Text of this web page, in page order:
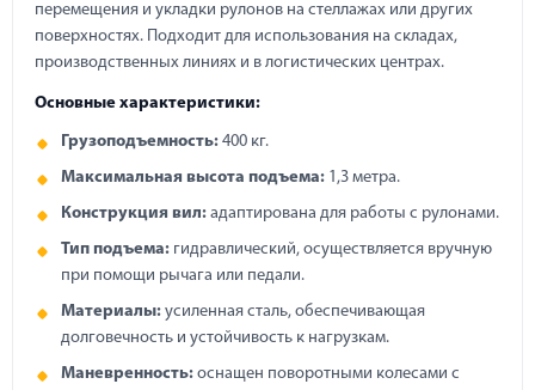
перемещения и укладки рулонов на стеллажах или других
поверхностях. Подходит для использования на складах,
производственных линиях и в логистических центрах.
Основные характеристики:
Грузоподъемность: 400 кг.
Максимальная высота подъема: 1,3 метра.
Конструкция вил: адаптирована для работы с рулонами.
Тип подъема: гидравлический, осуществляется вручную
при помощи рычага или педали.
Материалы: усиленная сталь, обеспечивающая
долговечность и устойчивость к нагрузкам.
Маневренность: оснащен поворотными колесами с